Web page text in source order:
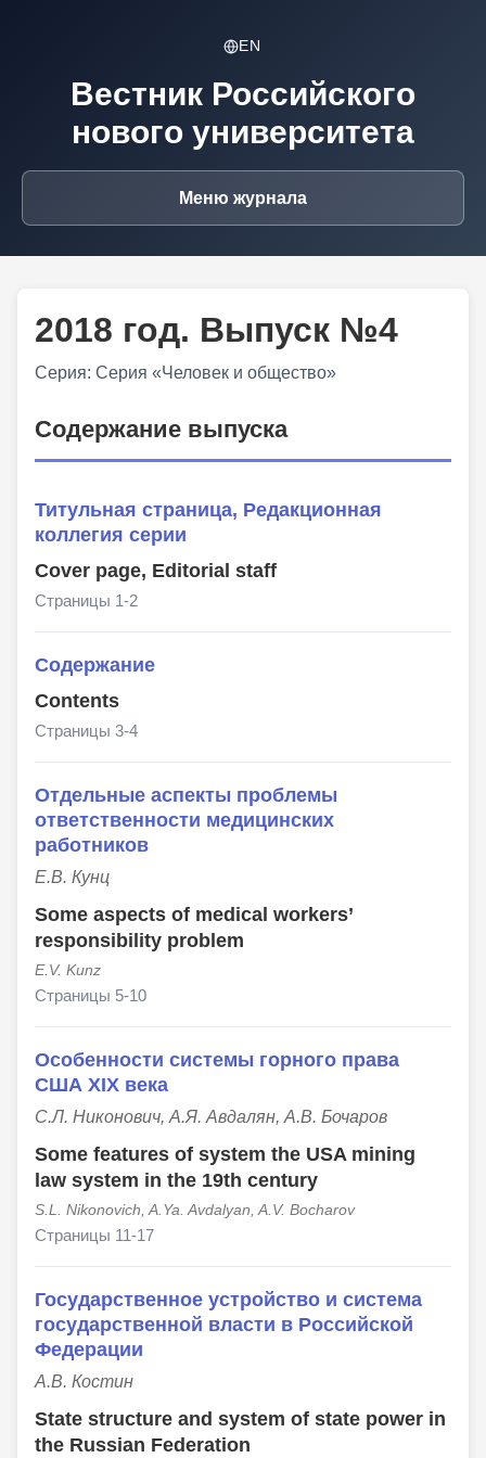
EN
Вестник Российского
нового университета
Меню журнала
2018 год. Выпуск №4
Серия: Серия «Человек и общество»
Содержание выпуска
Титульная страница, Редакционная
коллегия серии
Cover page, Editorial staff
Страницы 1-2
Содержание
Contents
Страницы 3-4
Отдельные аспекты проблемы
ответственности медицинских
работников
Е.В. Кунц
Some aspects of medical workers’
responsibility problem
E.V. Kunz
Страницы 5-10
Особенности системы горного права
США XIX века
С.Л. Никонович, А.Я. Авдалян, А.В. Бочаров
Some features of system the USA mining
law system in the 19th century
S.L. Nikonovich, A.Ya. Avdalyan, A.V. Bocharov
Страницы 11-17
Государственное устройство и система
государственной власти в Российской
Федерации
А.В. Костин
State structure and system of state power in
the Russian Federation